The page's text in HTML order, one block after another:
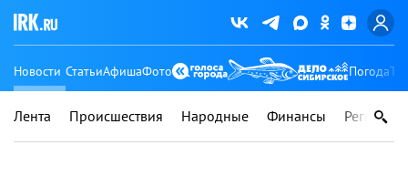
Новости СтатьиАфишаФото Погода
Лента Происшествия Народные Финансы Регионы